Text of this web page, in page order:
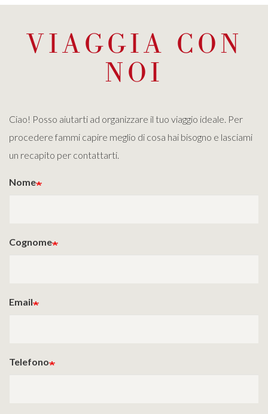
VIAGGIA CON
NOI
Ciao! Posso aiutarti ad organizzare il tuo viaggio ideale. Per
procedere fammi capire meglio di cosa hai bisogno e lasciami
un recapito per contattarti.
Nome
Cognome
Email
Telefono